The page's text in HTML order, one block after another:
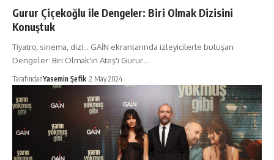
Gurur Çiçekoğlu ile Dengeler: Biri Olmak Dizisini
Konuştuk
Tiyatro, sinema, dizi… GAİN ekranlarında izleyicilerle buluşan
Dengeler: Biri Olmak'ın Ateş'i Gurur…
TarafındanYasemin Şefik 2 May 2024